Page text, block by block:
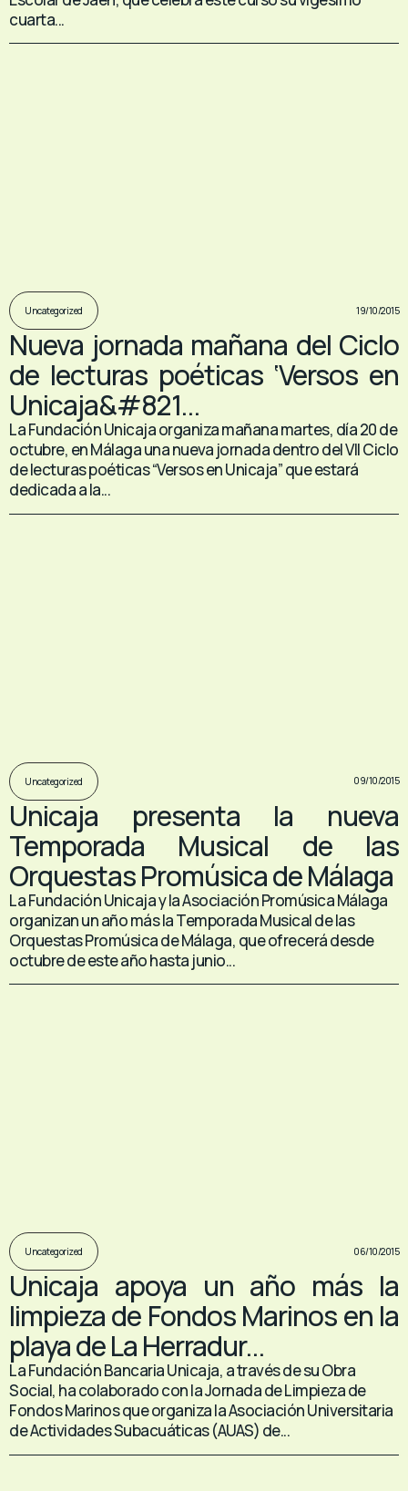
cuarta...
Uncategorized 19/10/2015
Nueva jornada mañana del Ciclo
de lecturas poéticas ‘Versos en
Unicaja&#821...
La Fundación Unicaja organiza mañana martes, día 20 de
octubre, en Málaga una nueva jornada dentro del VII Ciclo
de lecturas poéticas “Versos en Unicaja” que estará
dedicada a la...
Uncategorized 09/10/2015
Unicaja presenta la nueva
Temporada Musical de las
Orquestas Promúsica de Málaga
La Fundación Unicaja y la Asociación Promúsica Málaga
organizan un año más la Temporada Musical de las
Orquestas Promúsica de Málaga, que ofrecerá desde
octubre de este año hasta junio...
Uncategorized 06/10/2015
Unicaja apoya un año más la
limpieza de Fondos Marinos en la
playa de La Herradur...
La Fundación Bancaria Unicaja, a través de su Obra
Social, ha colaborado con la Jornada de Limpieza de
Fondos Marinos que organiza la Asociación Universitaria
de Actividades Subacuáticas (AUAS) de...